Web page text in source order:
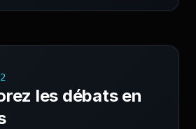
les débats en